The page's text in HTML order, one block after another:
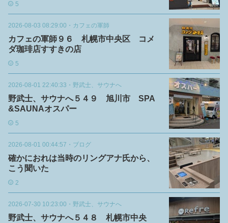
5
2026-08-03 08:29:00 ・ カフェの軍師
カフェの軍師９６ 札幌市中央区 コメ
ダ珈琲店すすきの店
5
2026-08-01 22:40:33 ・ 野武士、サウナへ
野武士、サウナへ５４９ 旭川市 SPA
&SAUNAオスパー
5
2026-08-01 00:44:57 ・ ブログ
確かにおれは当時のリングアナ氏から、
こう聞いた
2
2026-07-30 10:23:00 ・ 野武士、サウナへ
野武士、サウナへ５４８ 札幌市中央